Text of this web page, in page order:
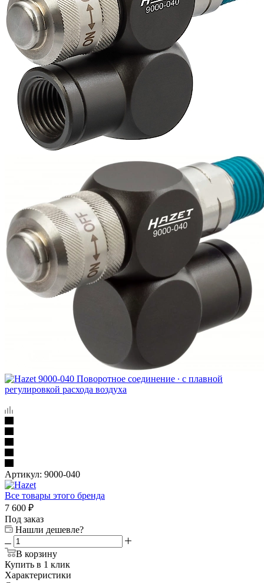
Артикул: 9000-040
Все товары этого бренда
7 600 ₽
Под заказ
Нашли дешевле?
В корзину
Купить в 1 клик
Характеристики